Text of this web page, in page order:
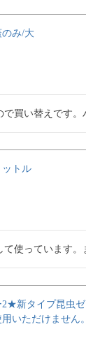
のみ/大
買い替えです。
トル
使っています。
新タイプ昆虫ゼ
いただけません。